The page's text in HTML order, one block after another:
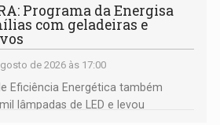
Programa da Energisa
com geladeiras e
de 2026 às 17:00
Eficiência Energética também
lâmpadas de LED e levou